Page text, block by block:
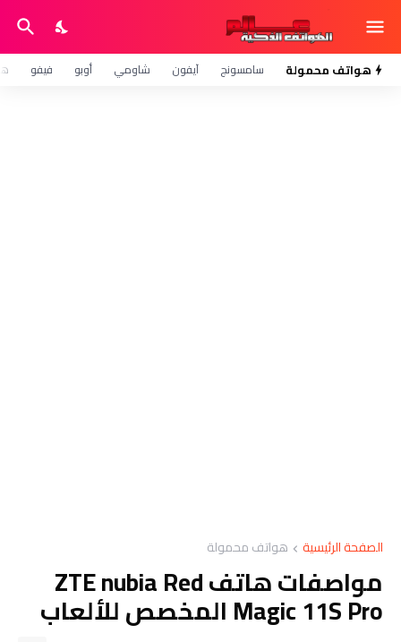
هواتف محمولة سامسونج آيفون شاومي أوبو فيفو
الصفحة الرئيسية هواتف محمولة
مواصفات هاتف ZTE nubia Red
Magic 11S Pro المخصص للألعاب